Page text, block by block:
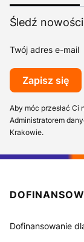
Śledź
Twój adres e-mail
Zapisz się
Aby móc przesłać
Administratorem
Krakowie.
Linki w
Dofinansowanie